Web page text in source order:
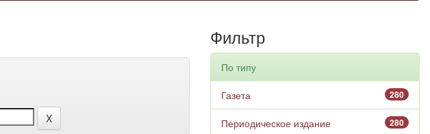
Фильтр
По типу
280
Газета
280
Периодическое издание